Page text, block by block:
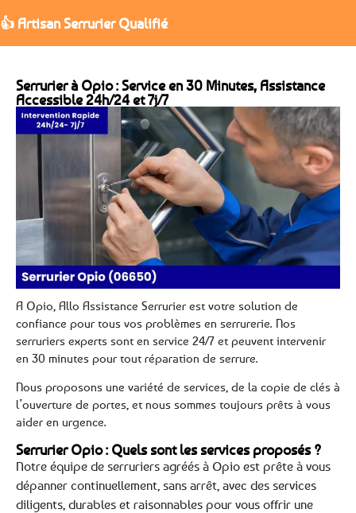
👍 Artisan Serrurier Qualifié
Serrurier à Opio : Service en 30 Minutes, Assistance
Accessible 24h/24 et 7j/7
A Opio, Allo Assistance Serrurier est votre solution de
confiance pour tous vos problèmes en serrurerie. Nos
serruriers experts sont en service 24/7 et peuvent intervenir
en 30 minutes pour tout réparation de serrure.
Nous proposons une variété de services, de la copie de clés à
l’ouverture de portes, et nous sommes toujours prêts à vous
aider en urgence.
Serrurier Opio : Quels sont les services proposés ?
Notre équipe de serruriers agréés à Opio est prête à vous
dépanner continuellement, sans arrêt, avec des services
diligents, durables et raisonnables pour vous offrir une